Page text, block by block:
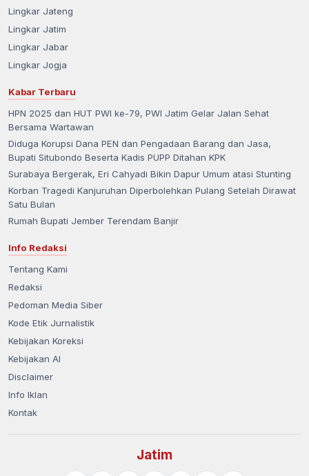
Lingkar Jateng
Lingkar Jatim
Lingkar Jabar
Lingkar Jogja
Kabar Terbaru
HPN 2025 dan HUT PWI ke-79, PWI Jatim Gelar Jalan Sehat
Bersama Wartawan
Diduga Korupsi Dana PEN dan Pengadaan Barang dan Jasa,
Bupati Situbondo Beserta Kadis PUPP Ditahan KPK
Surabaya Bergerak, Eri Cahyadi Bikin Dapur Umum atasi Stunting
Korban Tragedi Kanjuruhan Diperbolehkan Pulang Setelah Dirawat
Satu Bulan
Rumah Bupati Jember Terendam Banjir
Info Redaksi
Tentang Kami
Redaksi
Pedoman Media Siber
Kode Etik Jurnalistik
Kebijakan Koreksi
Kebijakan AI
Disclaimer
Info Iklan
Kontak
Jatim